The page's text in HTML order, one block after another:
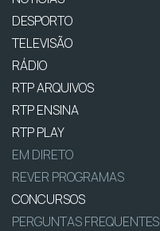
DESPORTO
TELEVISÃO
RÁDIO
RTP ARQUIVOS
RTP ENSINA
RTP PLAY
EM DIRETO
REVER PROGRAMAS
CONCURSOS
PERGUNTAS FREQUENTES